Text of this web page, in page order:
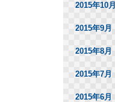
2015年10月
2015年9月
2015年8月
2015年7月
2015年6月